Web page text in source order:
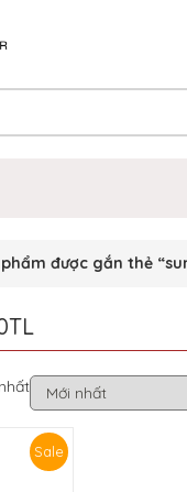
được gắn thẻ
Sale